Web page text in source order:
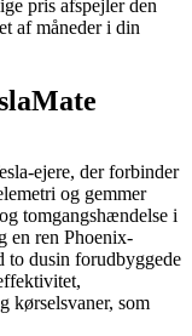
pris afspejler den
af måneder i din
ejere, der forbinder
og gemmer
tomgangshændelse i
en ren Phoenix-
to dusin forudbyggede
kørselsvaner, som